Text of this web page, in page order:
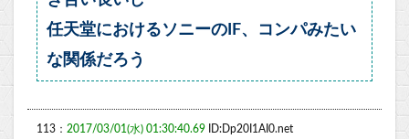
任天堂におけるソニーのIF、コンパみたい
な関係だろう
113： 2017/03/01(水) 01:30:40.69 ID:Dp20I1AI0.net